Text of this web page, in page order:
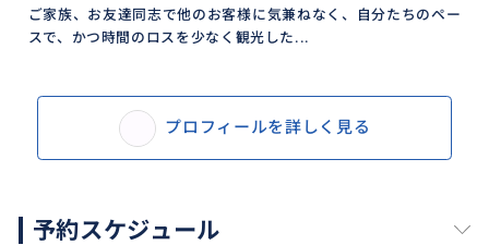
ご家族、お友達同志で他のお客様に気兼ねなく、自分たちのペー
スで、かつ時間のロスを少なく観光した...
プロフィールを詳しく見る
予約スケジュール